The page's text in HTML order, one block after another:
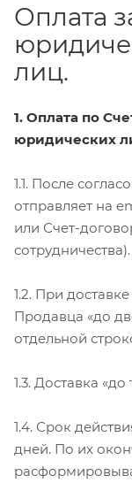
Оплата
лиц.
1. Оплата по
юридических
1.1. После
отправляет на
или Счет-
сотрудничества).
1.2. При
Продавца «до
отдельной
1.3. Доставка
1.4. Срок
дней. По их